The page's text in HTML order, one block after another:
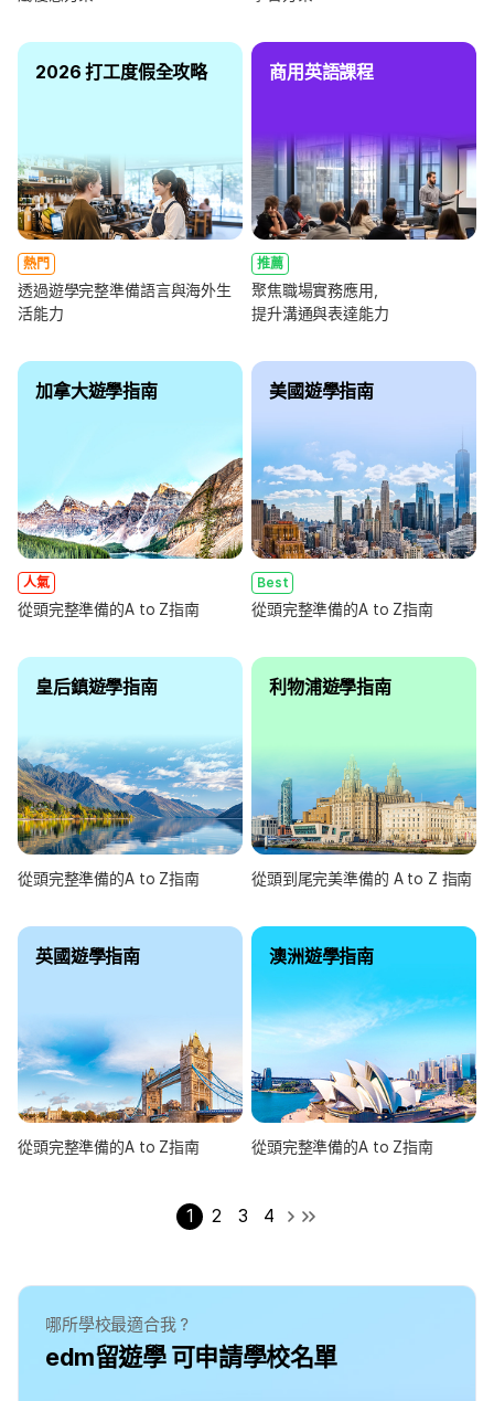
2026 打工度假全攻略
熱門
透過遊學完整準備語言與海外生
活能力
商用英語課程
推薦
聚焦職場實務應用，
提升溝通與表達能力
加拿大遊學指南
人氣
從頭完整準備的A to Z指南
美國遊學指南
Best
從頭完整準備的A to Z指南
皇后鎮遊學指南
從頭完整準備的A to Z指南
利物浦遊學指南
從頭到尾完美準備的 A to Z 指南
英國遊學指南
從頭完整準備的A to Z指南
澳洲遊學指南
從頭完整準備的A to Z指南
1 2 3 4
哪所學校最適合我？
edm留遊學 可申請學校名單